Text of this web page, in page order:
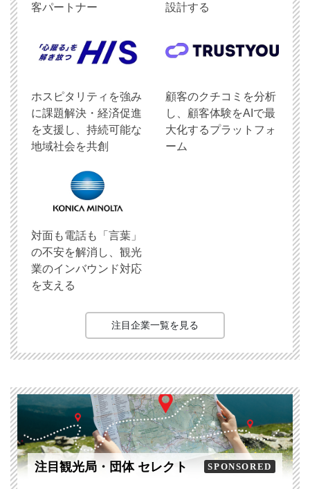
客パートナー
設計する
ホスピタリティを強み
に課題解決・経済促進
を支援し、持続可能な
地域社会を共創
顧客のクチコミを分析
し、顧客体験をAIで最
大化するプラットフォ
ーム
対面も電話も「言葉」
の不安を解消し、観光
業のインバウンド対応
を支える
注目企業一覧を見る
注目観光局・団体 セレクト SPONSORED